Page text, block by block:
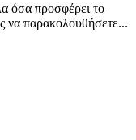
όσα προσφέρει το
να παρακολουθήσετε...